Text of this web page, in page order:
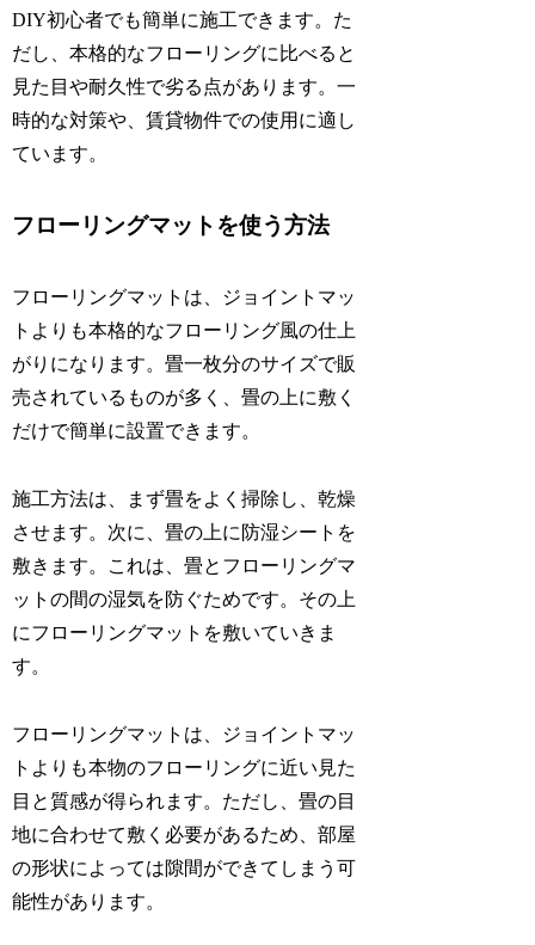
DIY初心者でも簡単に施工できます。た
だし、本格的なフローリングに比べると
見た目や耐久性で劣る点があります。一
時的な対策や、賃貸物件での使用に適し
ています。
フローリングマットを使う方法
フローリングマットは、ジョイントマッ
トよりも本格的なフローリング風の仕上
がりになります。畳一枚分のサイズで販
売されているものが多く、畳の上に敷く
だけで簡単に設置できます。
施工方法は、まず畳をよく掃除し、乾燥
させます。次に、畳の上に防湿シートを
敷きます。これは、畳とフローリングマ
ットの間の湿気を防ぐためです。その上
にフローリングマットを敷いていきま
す。
フローリングマットは、ジョイントマッ
トよりも本物のフローリングに近い見た
目と質感が得られます。ただし、畳の目
地に合わせて敷く必要があるため、部屋
の形状によっては隙間ができてしまう可
能性があります。